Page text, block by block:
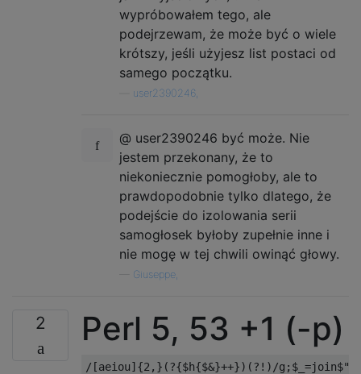
wypróbowałem tego, ale
podejrzewam, że może być o wiele
krótszy, jeśli użyjesz list postaci od
samego początku.
user2390246,
@ user2390246 być może. Nie
jestem przekonany, że to
niekoniecznie pomogłoby, ale to
prawdopodobnie tylko dlatego, że
podejście do izolowania serii
samogłosek byłoby zupełnie inne i
nie mogę w tej chwili owinąć głowy.
Giuseppe,
2 Perl 5, 53 +1 (-p)